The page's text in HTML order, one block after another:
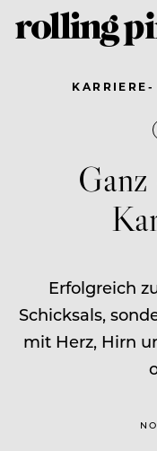
Erfolgreich
Schicksals,
mit Herz, Hirn